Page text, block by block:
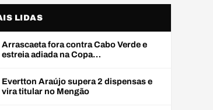
LIDAS
Arrascaeta fora contra Cabo Verde e
estreia adiada na Copa…
Evertton Araújo supera 2 dispensas e
vira titular no Mengão